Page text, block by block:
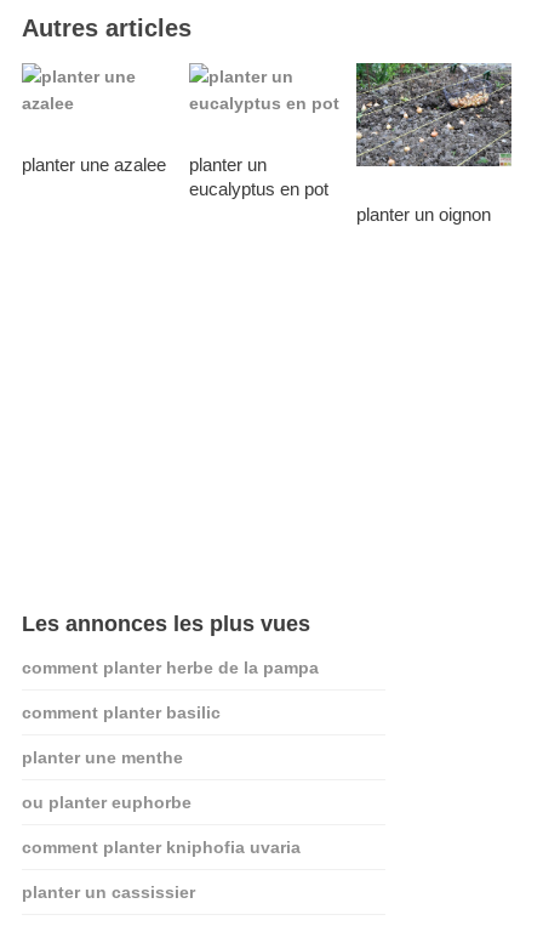
Autres articles
planter une azalee
planter un
eucalyptus en pot
planter un oignon
Les annonces les plus vues
comment planter herbe de la pampa
comment planter basilic
planter une menthe
ou planter euphorbe
comment planter kniphofia uvaria
planter un cassissier